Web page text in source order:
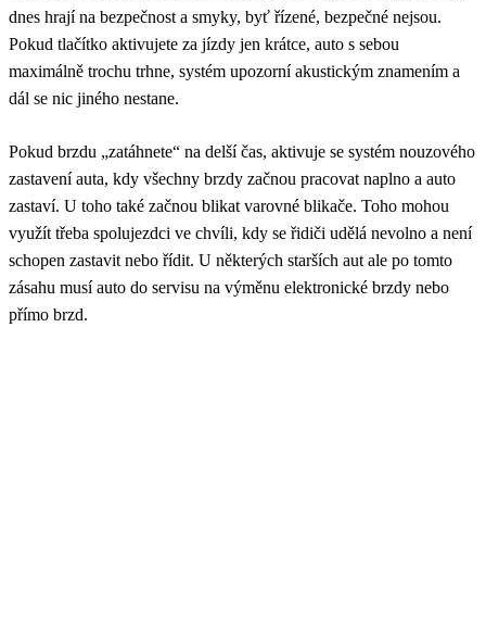
dnes hrají na bezpečnost a smyky, byť řízené, bezpečné nejsou.
Pokud tlačítko aktivujete za jízdy jen krátce, auto s sebou
maximálně trochu trhne, systém upozorní akustickým znamením a
dál se nic jiného nestane.
Pokud brzdu „zatáhnete“ na delší čas, aktivuje se systém nouzového
zastavení auta, kdy všechny brzdy začnou pracovat naplno a auto
zastaví. U toho také začnou blikat varovné blikače. Toho mohou
využít třeba spolujezdci ve chvíli, kdy se řidiči udělá nevolno a není
schopen zastavit nebo řídit. U některých starších aut ale po tomto
zásahu musí auto do servisu na výměnu elektronické brzdy nebo
přímo brzd.